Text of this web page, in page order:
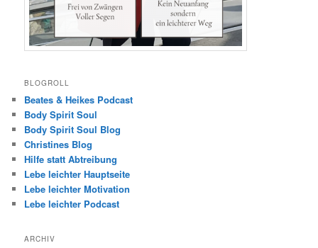
BLOGROLL
Beates & Heikes Podcast
Body Spirit Soul
Body Spirit Soul Blog
Christines Blog
Hilfe statt Abtreibung
Lebe leichter Hauptseite
Lebe leichter Motivation
Lebe leichter Podcast
ARCHIV